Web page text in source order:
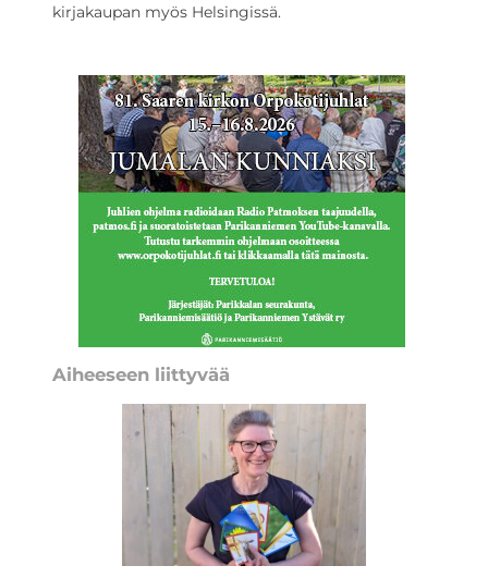
kirjakaupan myös Helsingissä.
Aiheeseen liittyvää